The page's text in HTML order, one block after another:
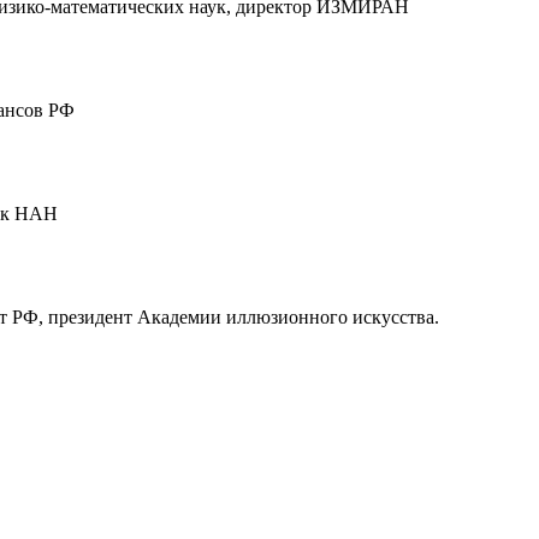
математических наук, директор ИЗМИРАН
РФ
НАН
РФ, президент Академии иллюзионного искусства.